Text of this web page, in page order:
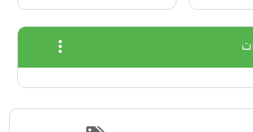
more_vert